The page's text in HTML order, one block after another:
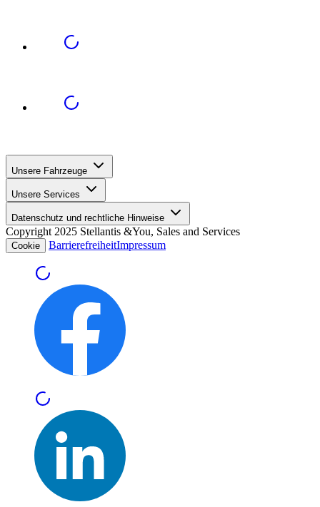
Unsere Fahrzeuge
Unsere Services
Datenschutz und rechtliche Hinweise
Copyright 2025 Stellantis &You, Sales and Services
Cookie BarrierefreiheitImpressum